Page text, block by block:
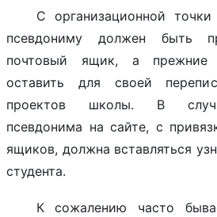
С организационной
псевдониму должен быть
почтовый ящик, а прежние
оставить для своей
проектов школы. В
псевдонима на сайте, с
ящиков, должна вставляться
студента.
К сожалению часто